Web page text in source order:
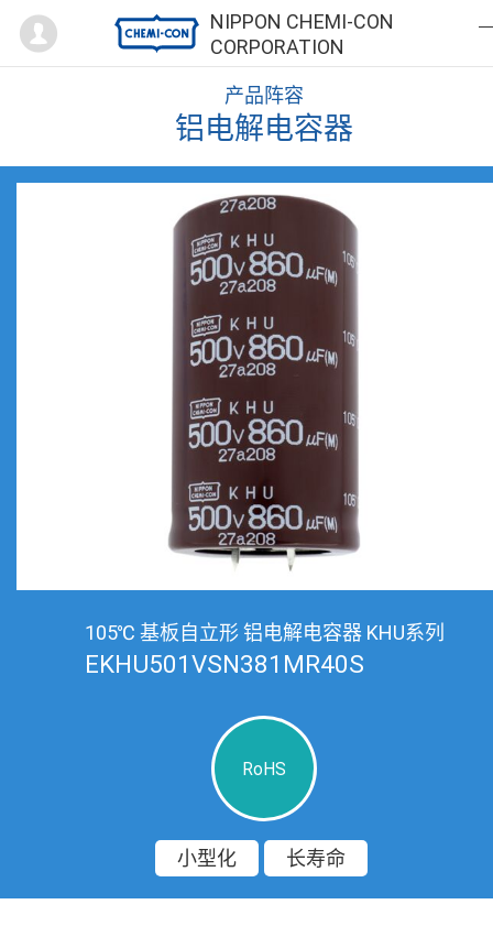
NIPPON CHEMI-CON
CORPORATION
Mypage
产品阵容
铝电解电容器
105℃ 基板自立形 铝电解电容器 KHU系列
EKHU501VSN381MR40S
RoHS
小型化 长寿命